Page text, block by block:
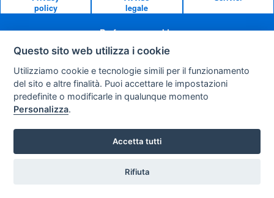
policy
legale
Preferenze cookie
Copyright © 2008
SVILUPPO TURISMO ITALIA S.r.L. unipersonale
P.IVA: 01665350433 - R.E.A. FM-195884 Via A. Costa, 2
Questo sito web utilizza i cookie
Utilizziamo cookie e tecnologie simili per il funzionamento
del sito e altre finalità. Puoi accettare le impostazioni
predefinite o modificarle in qualunque momento
Personalizza.
Accetta tutti
Rifiuta